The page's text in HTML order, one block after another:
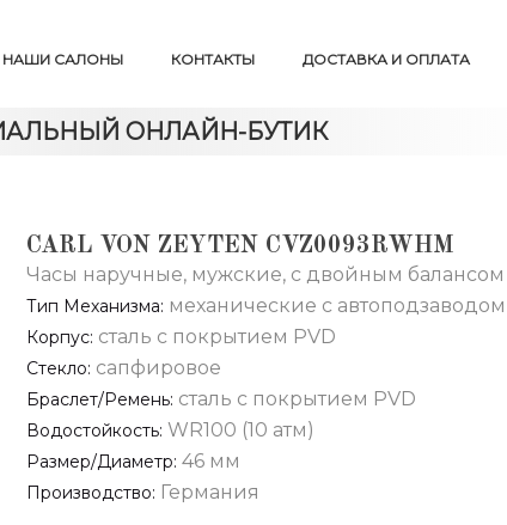
НАШИ САЛОНЫ КОНТАКТЫ ДОСТАВКА И ОПЛАТА
ОНЛАЙН-БУТИК
CARL VON ZEYTEN CVZ0093RWHM
Часы наручные, мужские, с двойным балансом
Тип Механизма: механические с автоподзаводом
Корпус: сталь с покрытием PVD
Стекло: сапфировое
Браслет/Ремень: сталь с покрытием PVD
Водостойкость: WR100 (10 атм)
Размер/диаметр: 46 мм
Производство: Германия